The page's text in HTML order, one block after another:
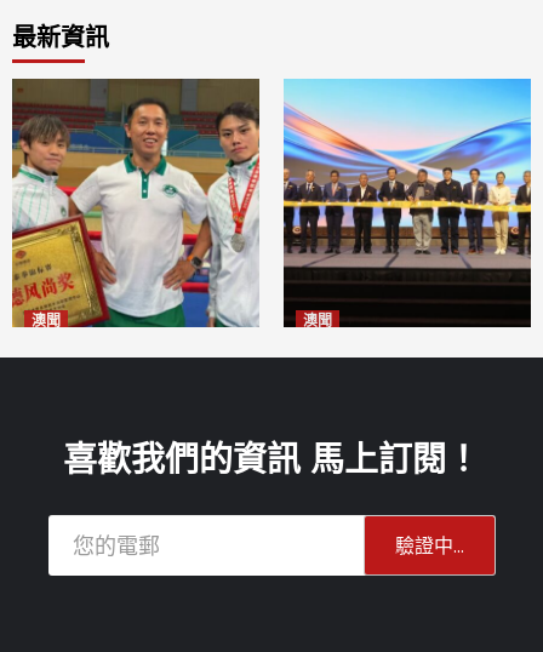
最新資訊
澳聞 澳聞
喜歡我們的資訊 馬上訂閱！